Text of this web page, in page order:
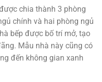
chia thành 3 phòng
chính và hai phòng ngủ
bếp được bố trí mở, tạo
Mẫu nhà này cũng có
đến không gian xanh